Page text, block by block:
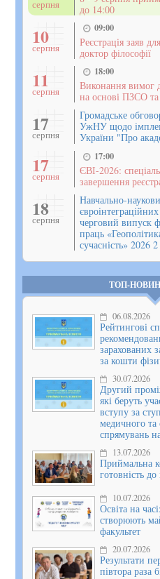
серпня
до 14:00
10
серпня
09:00
Реєстрація заяв
доктор філософії
11
серпня
18:00
Виконання вимог
на основі ПЗСО
17
серпня
Громадське
УжНУ щодо
України "Про
17
серпня
17:00
ЄВІ-2026:
завершення
18
серпня
Навчально-
черговий випуск
праць
сучасність» 2026
ТОП-
06.08.2026
Рейтингові
зарахованих
за кошти
30.07.2026
Другий
які беруть
вступу за
медичного
спрямувань
13.07.2026
Приймальна
готовність
10.07.2026
Освіта на
створюють
факультет
20.07.2026
Результати
півтора раза